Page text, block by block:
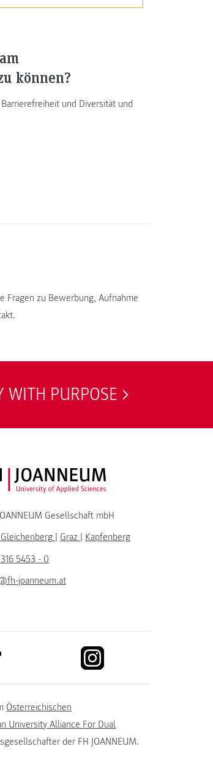
können?
und Diversität und
Fragen zu Bewerbung, Aufnahme
WITH PURPOSE
FH JOANNEUM Logo
Gesellschaft mbH
Graz
Kapfenberg
5453 - 0
joanneum.at
link to tiktok link to instagram
Österreichischen
University Alliance For Dual
der FH JOANNEUM.